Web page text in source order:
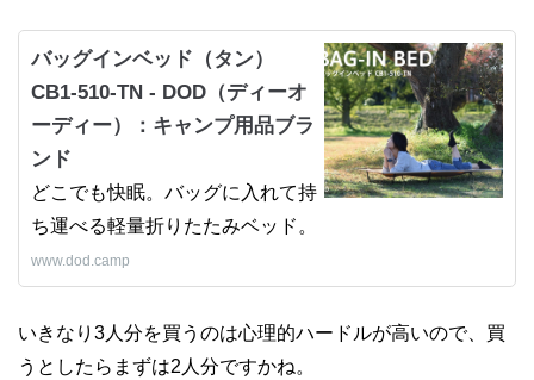
バッグインベッド（タン）
CB1-510-TN - DOD（ディーオ
ーディー）：キャンプ用品ブラ
ンド
どこでも快眠。バッグに入れて持
ち運べる軽量折りたたみベッド。
www.dod.camp
いきなり3人分を買うのは心理的ハードルが高いので、買
うとしたらまずは2人分ですかね。